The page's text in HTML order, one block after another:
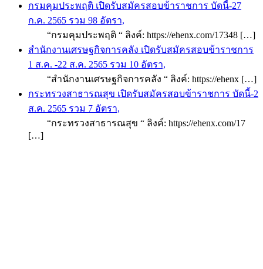
กรมคุมประพฤติ เปิดรับสมัครสอบข้าราชการ บัดนี้-27
ก.ค. 2565 รวม 98 อัตรา,
“กรมคุมประพฤติ “ ลิงค์: https://ehenx.com/17348 […]
สำนักงานเศรษฐกิจการคลัง เปิดรับสมัครสอบข้าราชการ
1 ส.ค. -22 ส.ค. 2565 รวม 10 อัตรา,
“สำนักงานเศรษฐกิจการคลัง “ ลิงค์: https://ehenx […]
กระทรวงสาธารณสุข เปิดรับสมัครสอบข้าราชการ บัดนี้-2
ส.ค. 2565 รวม 7 อัตรา,
“กระทรวงสาธารณสุข “ ลิงค์: https://ehenx.com/17
[…]